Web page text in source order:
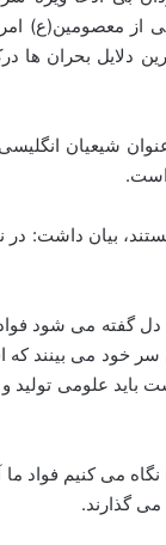
از معصومین(ع)
دلایل بحران ها
شیعیان
است.
بیان داشت: در
گفته می شود
سر خود می بینند
باید علومی تولید
می کنیم فواد
گذارند.